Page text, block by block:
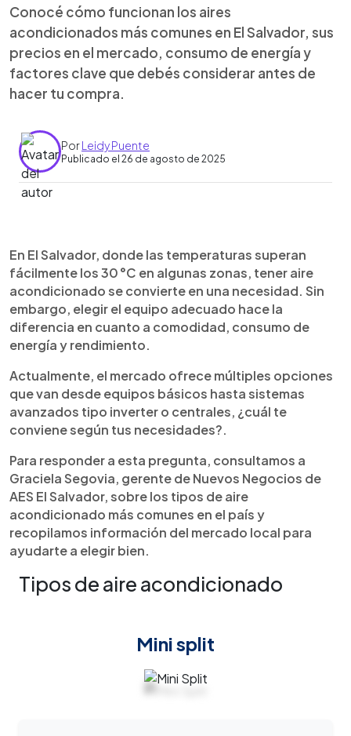
Conocé cómo funcionan los aires
acondicionados más comunes en El Salvador, sus
precios en el mercado, consumo de energía y
factores clave que debés considerar antes de
hacer tu compra.
PorLeidy Puente
Publicado el 26 de agosto de 2025
► Escuchar artículo
En El Salvador, donde las temperaturas superan
fácilmente los 30 °C en algunas zonas, tener aire
acondicionado se convierte en una necesidad. Sin
embargo, elegir el equipo adecuado hace la
diferencia en cuanto a comodidad, consumo de
energía y rendimiento.
Actualmente, el mercado ofrece múltiples opciones
que van desde equipos básicos hasta sistemas
avanzados tipo inverter o centrales, ¿cuál te
conviene según tus necesidades?.
Para responder a esta pregunta, consultamos a
Graciela Segovia, gerente de Nuevos Negocios de
AES El Salvador, sobre los tipos de aire
acondicionado más comunes en el país y
recopilamos información del mercado local para
ayudarte a elegir bien.
Tipos de aire acondicionado
Mini split